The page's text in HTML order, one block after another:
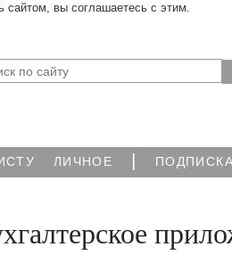
сайтом, вы соглашаетесь с этим.
ЛИЧНОЕ | ПОДПИСКА